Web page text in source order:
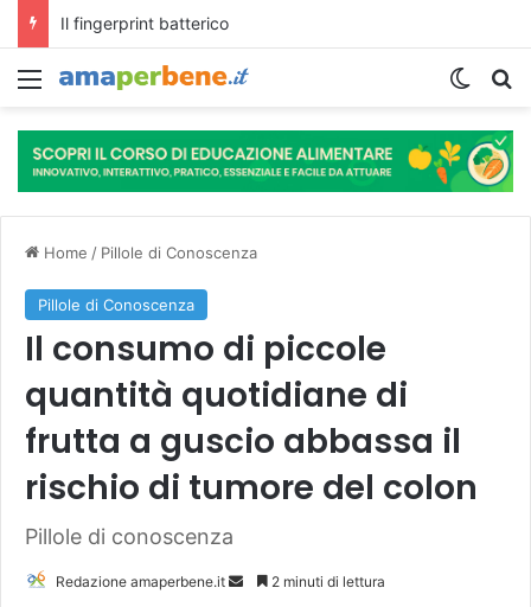
Menu
Home / Pillole di Conoscenza
Pillole di Conoscenza
Il consumo di piccole
quantità quotidiane di
frutta a guscio abbassa il
rischio di tumore del colon
Pillole di conoscenza
Redazione amaperbene.it 2 minuti di lettura